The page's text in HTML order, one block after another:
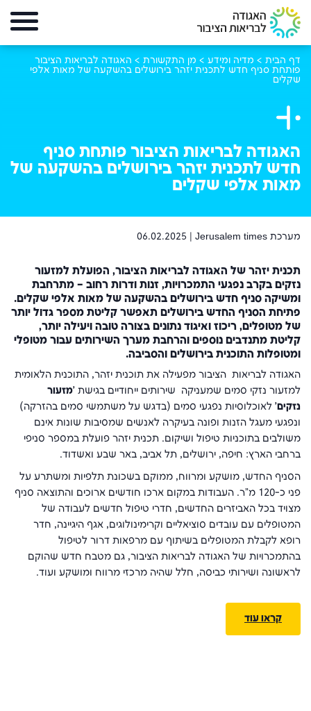
דף הבית > מדיה ומידע > מן התקשורת > האגודה לבריאות הציבור
פותחת סניף חדש לתכנית יזהר בירושלים בהשקעה של מאות אלפי
שקלים
האגודה לבריאות הציבור פותחת סניף
חדש לתכנית יזהר בירושלים בהשקעה של
מאות אלפי שקלים
מערכת Jerusalem times | 06.02.2025
תכנית יזהר של האגודה לבריאות הציבור, הפועלת למזעור
נזקים בקרב נפגעי התמכרויות, זנות ודרות רחוב – מתרחבת
ומשיקה סניף חדש בירושלים בהשקעה של מאות אלפי שקלים.
פתיחת הסניף החדש בירושלים תאפשר קליטת מספר גדול יותר
של מטופלים, ריכוז ואיגוד נתונים בצורה טובה ויעילה יותר,
קליטת מתנדבים נוספים והרחבת מערך השירותים עבור מטופלי
ומטופלות התוכנית בירושלים והסביבה.
האגודה לבריאות הציבור מפעילה את תוכנית יזהר, התוכנית הלאומית
למזעור נזקי סמים שמעניקה שירותים ייחודיים בגישת 'מזעור
נזקים' לאוכלוסיות נפגעי סמים (בדגש על משתמשי סמים בהזרקה)
ונפגעי מעגל הזנות ופונה בעיקרה לאנשים שמסיבות שונות אינם
משולבים בתוכניות טיפול ושיקום. תכנית יזהר פועלת במספר סניפי
ברחבי הארץ: חיפה, ירושלים, תל אביב, באר שבע ואשדוד.
הסניף החדש, מושקע ומרווח, ממוקם בשכונת תלפיות ומשתרע על
פני כ-120 מ"ר. העבודות במקום ארכו חודשים ארוכים והתוצאה סניף
מצויד בכל האביזרים החדשים, חדרי טיפול חדשים לעבודה של
המטופלים עם עובדים סוציאליים וקרימינולוגים, אגף היגיינה, חדר
רופא לקבלת המטופלים בשיתוף עם מרפאות דרור לטיפול
בהתמכרויות של האגודה לבריאות הציבור, גם מטבח חדש שהוקם
לראשונה ושירותי כביסה, חלל שהיה מרכזי מרווח ומושקע ועוד.
קראו עוד